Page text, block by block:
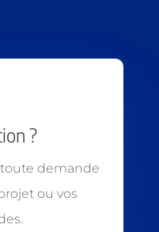
?
demande
ou vos